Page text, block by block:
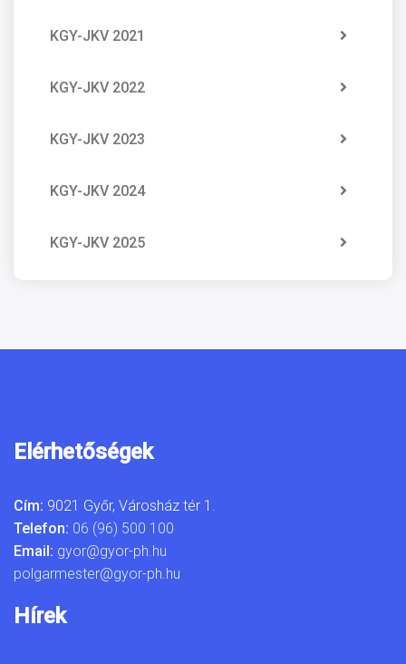
KGY-JKV 2021
KGY-JKV 2022
KGY-JKV 2023
KGY-JKV 2024
KGY-JKV 2025
Elérhetőségek
Cím: 9021 Győr, Városház tér 1.
Telefon: 06 (96) 500 100
Email: gyor@gyor-ph.hu
polgarmester@gyor-ph.hu
Hírek